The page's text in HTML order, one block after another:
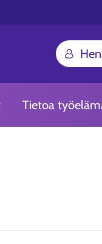
Tietoa